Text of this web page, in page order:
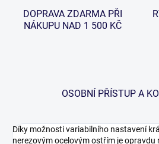
DOPRAVA ZDARMA PŘI
NÁKUPU NAD 1 500 KČ
OSOBNÍ PŘÍSTUP A
Díky možnosti variabilního nastavení
nerezovým ocelovým ostřím je